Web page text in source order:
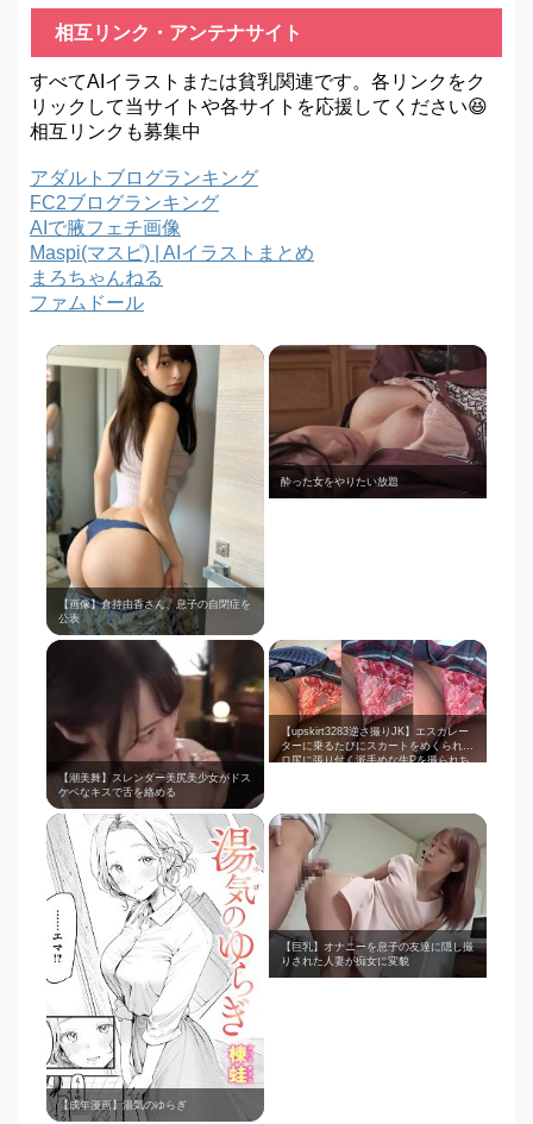
相互リンク・アンテナサイト
すべてAIイラストまたは貧乳関連です。各リンクをク
リックして当サイトや各サイトを応援してください😆
相互リンクも募集中
アダルトブログランキング
FC2ブログランキング
AIで腋フェチ画像
Maspi(マスピ) | AIイラストまとめ
まろちゃんねる
ファムドール
【画像】倉持由香さん、息子の自閉症を
公表
酔った女をやりたい放題
【潮美舞】スレンダー美尻美少女がドス
ケベなキスで舌を絡める
【upskirt3283逆さ撮りJK】エスカレー
ターに乗るたびにスカートをめくられエ
【成年漫画】湯気のゆらぎ
【巨乳】オナニーを息子の友達に隠し撮
りされた人妻が痴女に変貌